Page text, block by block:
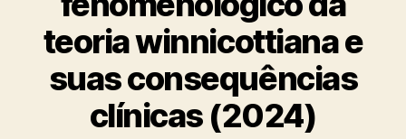
Terapeuta
Familiar
teoria winnicottiana e
suas consequências
clínicas (2024)